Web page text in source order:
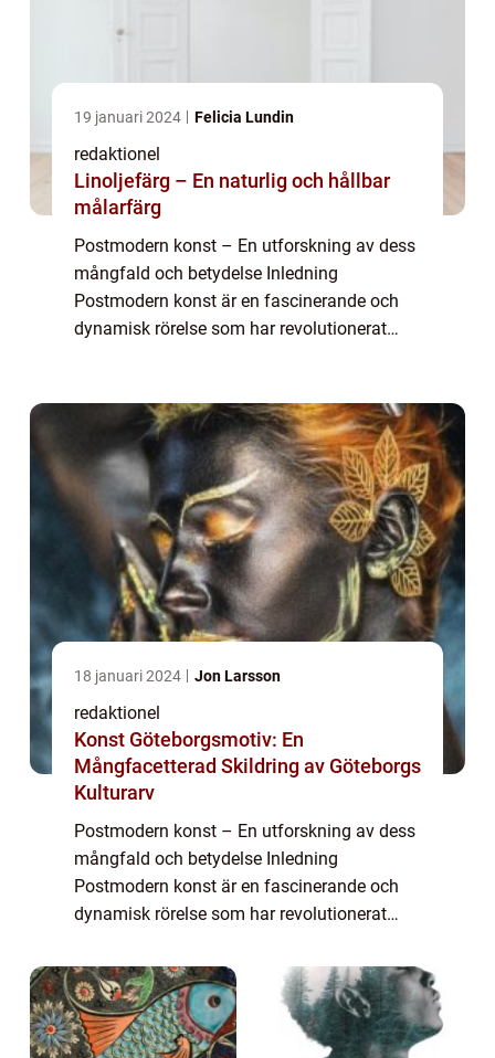
19 januari 2024 Felicia Lundin
redaktionel
Linoljefärg – En naturlig och hållbar
målarfärg
Postmodern konst – En utforskning av dess
mångfald och betydelse Inledning
Postmodern konst är en fascinerande och
dynamisk rörelse som har revolutionerat
18 januari 2024 Jon Larsson
redaktionel
Konst Göteborgsmotiv: En
Mångfacetterad Skildring av Göteborgs
Kulturarv
Postmodern konst – En utforskning av dess
mångfald och betydelse Inledning
Postmodern konst är en fascinerande och
dynamisk rörelse som har revolutionerat
I denna artikel kommer vi att ta en grundlig
t...